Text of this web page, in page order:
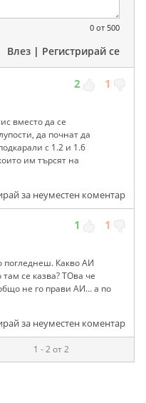
0 от 500
Влез | Регистрирай се
2 1
вместо да се
да почнат да
с 1.2 и 1.6
им търсят на
за неуместен коментар
1 1
погледнеш. Какво АИ
се казва? ТОва че
не го прави АИ... а по
за неуместен коментар
1 - 2 от 2